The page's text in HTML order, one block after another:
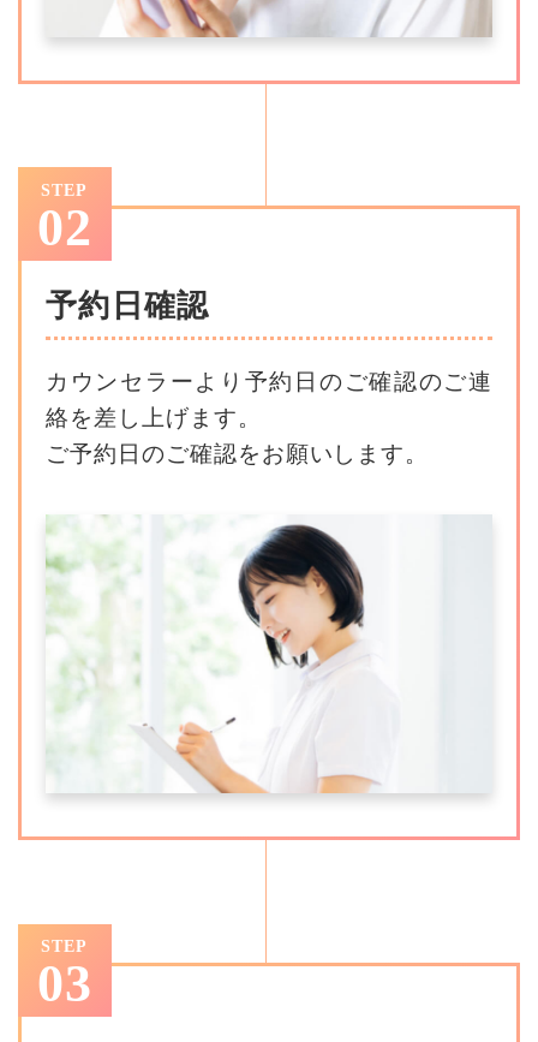
STEP
02
予約日確認
カウンセラーより予約日のご確認のご連
絡を差し上げます。
ご予約日のご確認をお願いします。
STEP
03